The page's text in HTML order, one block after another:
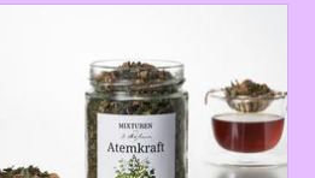
fühlen Sie die Verbundenheit zum Leben.
ZUM WARENKORB HINZUFÜGEN